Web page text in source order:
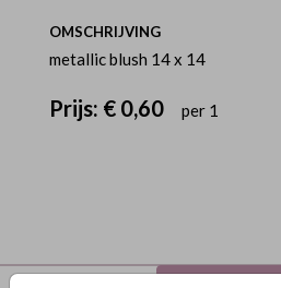
OMSCHRIJVING
metallic blush 14 x 14
Prijs: € 0,60 per 1